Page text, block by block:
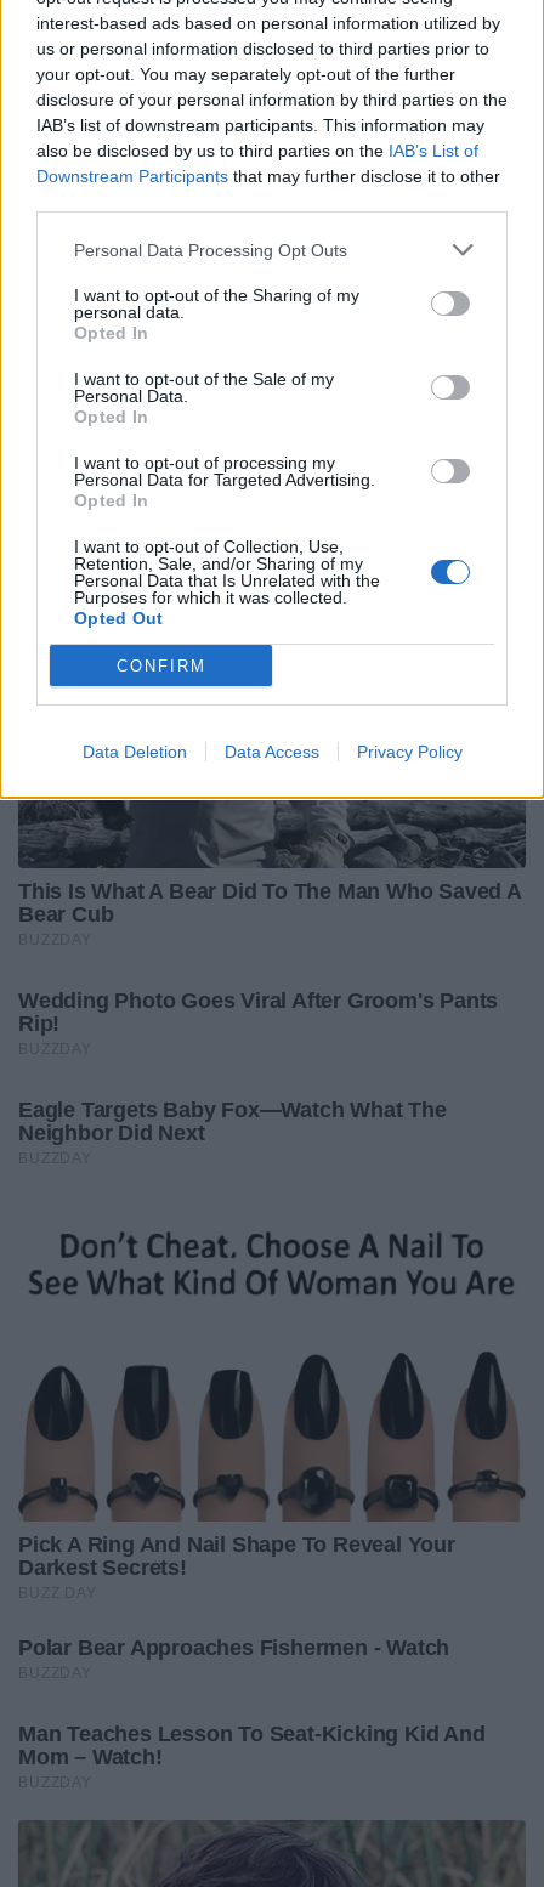
interest-based ads based on personal information utilized by
us or personal information disclosed to third parties prior to
your opt-out. You may separately opt-out of the further
disclosure of your personal information by third parties on the
IAB’s list of downstream participants. This information may
also be disclosed by us to third parties on the IAB’s List of
Downstream Participants that may further disclose it to other
Personal Data Processing Opt Outs
I want to opt-out of the Sharing of my
personal data.
Opted In
I want to opt-out of the Sale of my
Personal Data.
Opted In
I want to opt-out of processing my
Personal Data for Targeted Advertising.
Opted In
I want to opt-out of Collection, Use,
Retention, Sale, and/or Sharing of my
Personal Data that Is Unrelated with the
Purposes for which it was collected.
Opted Out
CONFIRM
Data Deletion Data Access Privacy Policy